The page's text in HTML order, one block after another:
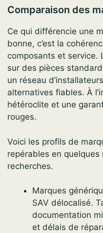
Comparaison des
Ce qui différencie une
bonne, c’est la
composants et service.
sur des pièces
un réseau
alternatives fiables. À
hétéroclite et une
rouges.
Voici les profils de
repérables en
recherches.
Marques
SAV délocalisé.
documentation
et délais de